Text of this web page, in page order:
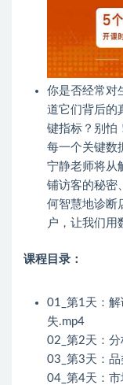
你是否经常对
道它们背后的
键指标？别怕
每一个关键数
宁静老师将从
铺访客的秘密
何智慧地诊断
户，让我们用
课程目录：
01_第1天：
失.mp4
02_第2天：
03_第3天：
04_第4天：